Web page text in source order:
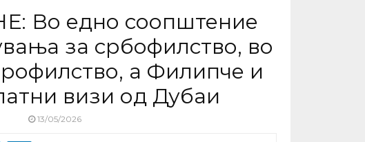
Во едно соопштение
за србофилство, во
а Филипче и
визи од Дубаи
13/05/2026